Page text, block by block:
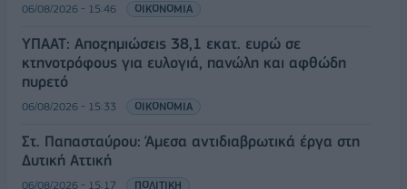
06/08/2026 - 15:46 ΟΙΚΟΝΟΜΙΑ
ΥΠΑΑΤ: Αποζημιώσεις 38,1 εκατ. ευρώ σε
κτηνοτρόφους για ευλογιά, πανώλη και αφθώδη
πυρετό
06/08/2026 - 15:33 ΟΙΚΟΝΟΜΙΑ
Στ. Παπασταύρου: Άμεσα αντιδιαβρωτικά έργα στη
Δυτική Αττική
06/08/2026 - 15:17 ΠΟΛΙΤΙΚΗ